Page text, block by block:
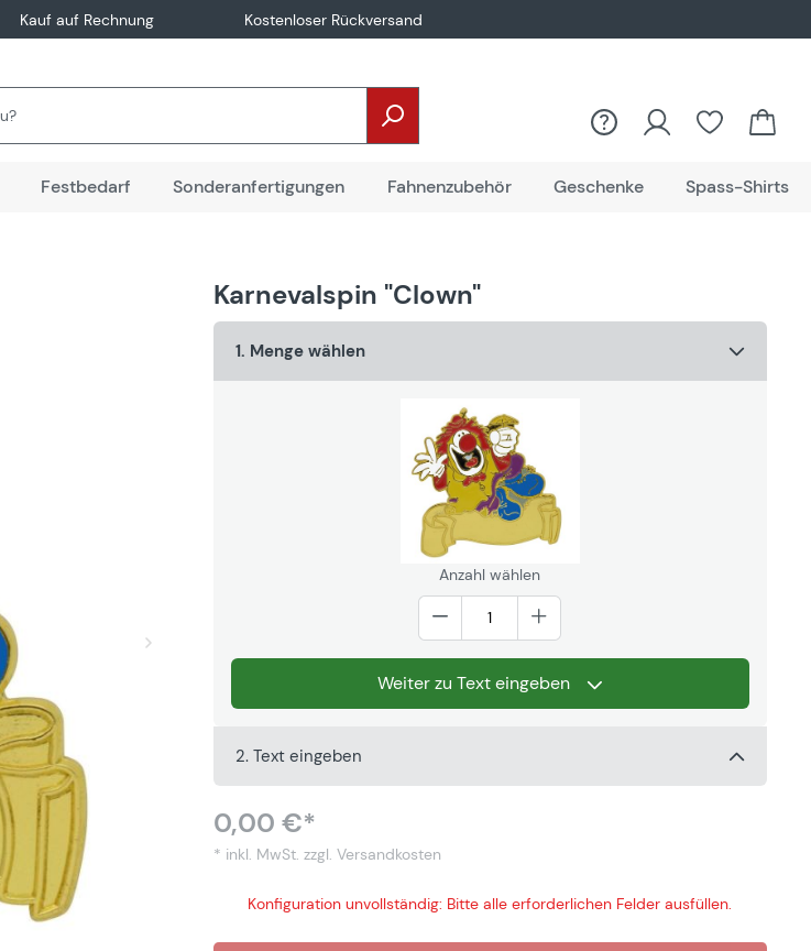
Kauf auf Rechnung Kostenloser Rückversand
Du hast 0
Festbedarf Sonderanfertigungen Fahnenzubehör Geschenke Spass-Shirts
Karnevalspin "Clown"
1. Menge wählen
Anzahl wählen
Weiter zu Text eingeben
2. Text eingeben
0,00 €*
* inkl. MwSt. zzgl. Versandkosten
Konfiguration unvollständig: Bitte alle erforderlichen Felder ausfüllen.